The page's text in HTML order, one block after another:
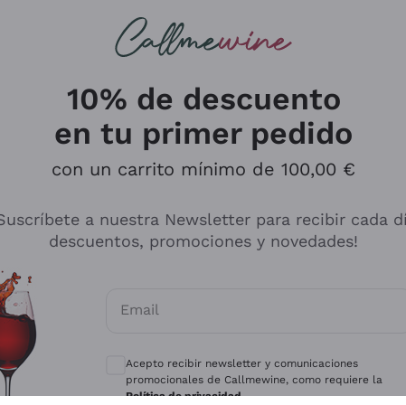
Antinori
Ca' del Bosco
Gavi
10% de descuento
en tu primer pedido
con un carrito mínimo de 100,00 €
a nuestra Newsletter para recibir cada
descuentos, promociones y novedades!
Email
Consentimientos opcionales para recibir
Acepto recibir newsletter y comunicaciones
promocionales de Callmewine, como requiere la
Política de privacidad